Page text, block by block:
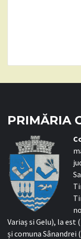
PRIMĂRIA
C
Variaș si Gelu), la est
și comuna Sânandrei